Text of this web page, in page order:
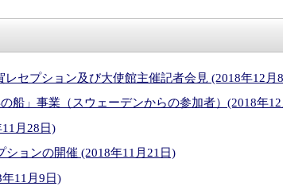
セプション及び大使館主催記者会見 (2018年12月
船」事業（スウェーデンからの参加者）(2018年
月28日)
ョンの開催 (2018年11月21日)
11月9日)